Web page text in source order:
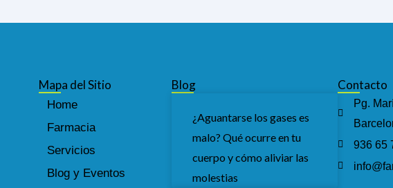
Mapa del Sitio
Home
Farmacia
Servicios
Blog y Eventos
Blog
¿Aguantarse los gases es
malo? Qué ocurre en tu
cuerpo y cómo aliviar las
molestias
Contacto
Pg.
936 65